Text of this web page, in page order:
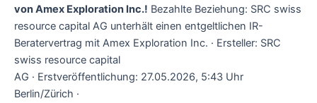
von Amex Exploration Inc.! Bezahlte Beziehung: SRC swiss
resource capital AG unterhält einen entgeltlichen IR-
Beratervertrag mit Amex Exploration Inc. · Ersteller: SRC
swiss resource capital
AG · Erstveröffentlichung: 27.05.2026, 5:43 Uhr
Berlin/Zürich ·